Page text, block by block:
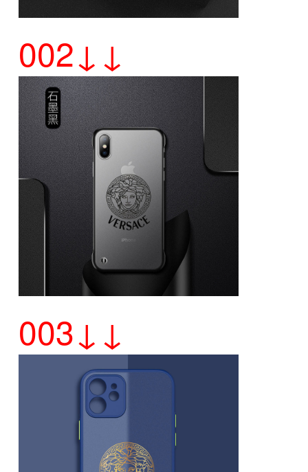
002↓↓
003↓↓